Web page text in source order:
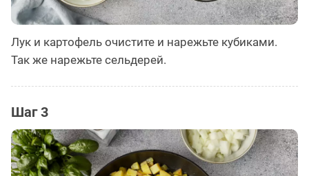
Лук и картофель очистите и нарежьте кубиками.
Так же нарежьте сельдерей.
Шаг 3